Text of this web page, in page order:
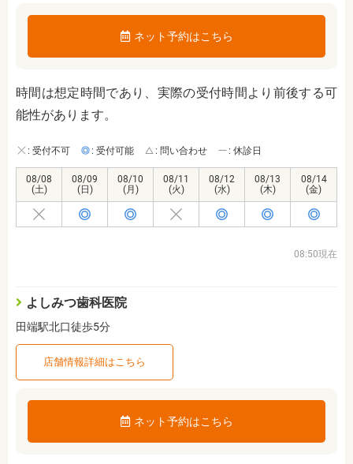
ネット予約はこちら
時間は想定時間であり、実際の受付時間より前後する可
能性があります。
: 受付不可 : 受付可能 : 問い合わせ : 休診日
08/08
(土)
08/09
(日)
08/10
(月)
08/11
(火)
08/12
(水)
08/13
(木)
08/14
(金)
08:50現在
よしみつ歯科医院
田端駅北口徒歩5分
店舗情報詳細はこちら
ネット予約はこちら